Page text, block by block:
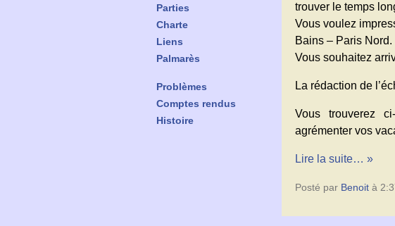
Parties
Charte
Liens
Palmarès
Problèmes
Comptes rendus
Histoire
trouver le temps
Vous voulez
Bains – Paris Nord.
Vous souhaitez
La rédaction de
Vous trouverez
agrémenter vos
Lire la suite… »
Posté par Benoit à